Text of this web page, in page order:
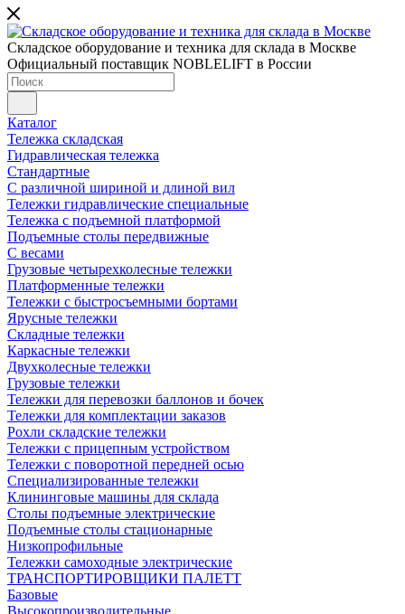
Складское оборудование и техника для склада в Москве
Официальный поставщик NOBLELIFT в России
Каталог
Тележка складская
Гидравлическая тележка
Стандартные
С различной шириной и длиной вил
Тележки гидравлические специальные
Тележка с подъемной платформой
Подъемные столы передвижные
С весами
Грузовые четырехколесные тележки
Платформенные тележки
Тележки с быстросъемными бортами
Ярусные тележки
Складные тележки
Каркасные тележки
Двухколесные тележки
Грузовые тележки
Тележки для перевозки баллонов и бочек
Тележки для комплектации заказов
Рохли складские тележки
Тележки с прицепным устройством
Тележки с поворотной передней осью
Специализированные тележки
Клининговые машины для склада
Столы подъемные электрические
Подъемные столы стационарные
Низкопрофильные
Тележки самоходные электрические
ТРАНСПОРТИРОВЩИКИ ПАЛЕТТ
Базовые
Высокопроизводительные